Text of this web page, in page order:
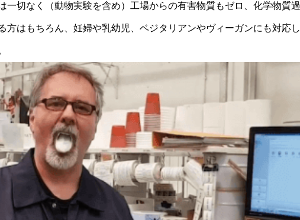
一切なく（動物実験を含め）工場からの有害物質もゼロ、化学物質過
方はもちろん、妊婦や乳幼児、ベジタリアンやヴィーガンにも対応し